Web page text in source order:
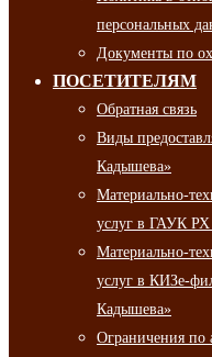
персональных
Документы по
ПОСЕТИТЕЛЯМ
Обратная связь
Виды
Кадышева»
Материально-
услуг в ГАУК
Материально-
услуг в КИЗе-
Кадышева»
Ограничения по